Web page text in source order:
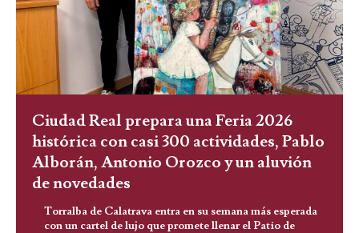
Ciudad Real prepara una Feria 2026
histórica con casi 300 actividades, Pablo
Alborán, Antonio Orozco y un aluvión
de novedades
Torralba de Calatrava entra en su semana más esperada
con un cartel de lujo que promete llenar el Patio de